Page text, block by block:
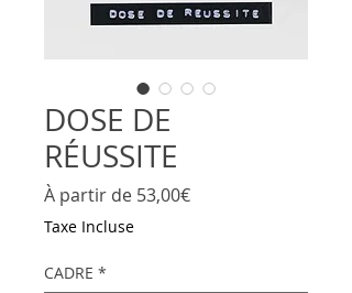
DOSE DE
RÉUSSITE
À partir de 53,00€Prix
Taxe Incluse
CADRE *